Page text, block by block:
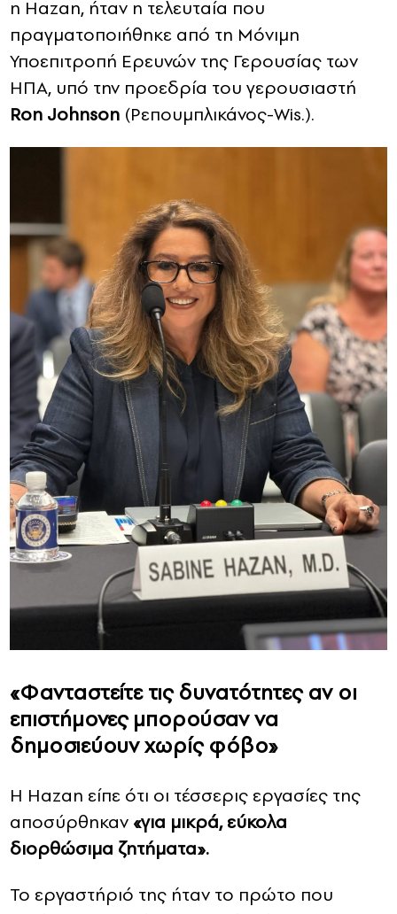
η Hazan, ήταν η τελευταία που
πραγματοποιήθηκε από τη Μόνιμη
Υποεπιτροπή Ερευνών της Γερουσίας των
ΗΠΑ, υπό την προεδρία του γερουσιαστή
Ron Johnson (Ρεπουμπλικάνος-Wis.).
«Φανταστείτε τις δυνατότητες αν οι
επιστήμονες μπορούσαν να
δημοσιεύουν χωρίς φόβο»
Η Hazan είπε ότι οι τέσσερις εργασίες της
αποσύρθηκαν «για μικρά, εύκολα
διορθώσιμα ζητήματα».
Το εργαστήριό της ήταν το πρώτο που